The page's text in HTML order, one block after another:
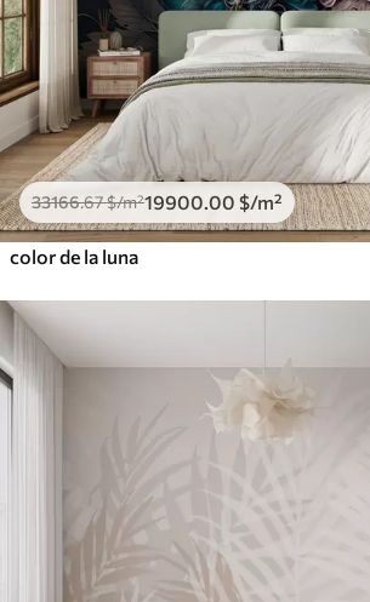
33166.67$/m²19900.00 $/m²
color de la luna